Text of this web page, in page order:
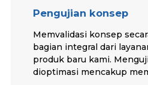
Pengujian konsep
Memvalidasi konsep
bagian integral dari
produk baru kami.
dioptimasi mencakup